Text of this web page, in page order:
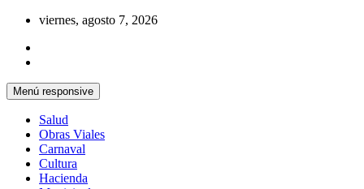
Saltar
contenido
viernes, agosto 7, 2026
Menú responsive
Salud
Obras Viales
Carnaval
Cultura
Hacienda